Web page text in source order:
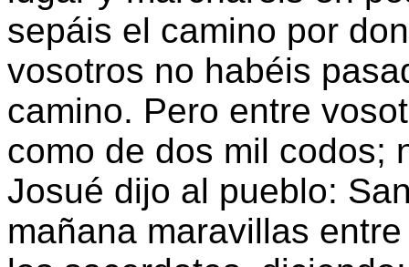
sepáis el camino por
vosotros no habéis
camino. Pero entre
como de dos mil codos;
Josué dijo al pueblo:
mañana maravillas